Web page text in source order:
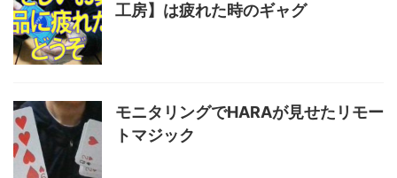
工房】は疲れた時のギャグ
モニタリングでHARAが見せたリモー
トマジック